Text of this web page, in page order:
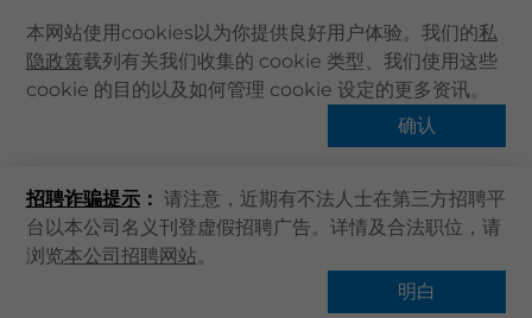
本网站使用cookies以为你提供良好用户体验。我们的私
隐政策载列有关我们收集的 cookie 类型、我们使用这些
cookie 的目的以及如何管理 cookie 设定的更多资讯。
确认
招聘诈骗提示： 请注意，近期有不法人士在第三方招聘平
台以本公司名义刊登虚假招聘广告。详情及合法职位，请
浏览本公司招聘网站。
明白
主页
卓健服务
卓健手机App
主页 搜寻医疗服务